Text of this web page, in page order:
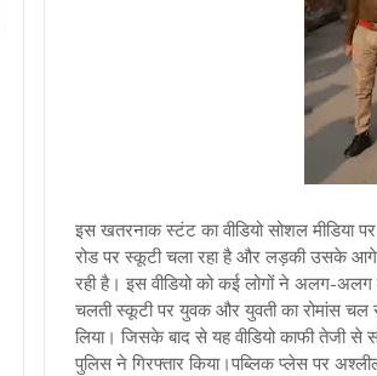
इस खतरनाक स्टंट का वीडियो सोशल मीडिया
रोड पर स्कूटी चला रहा है और लड़की उसके
रही है। इस वीडियो को कई लोगों ने अलग-अलग
चलती स्कूटी पर युवक और युवती का रोमांस चल
लिया। जिसके बाद से यह वीडियो काफी तेजी से
पुलिस ने गिरफ्तार किया।पब्लिक प्लेस पर